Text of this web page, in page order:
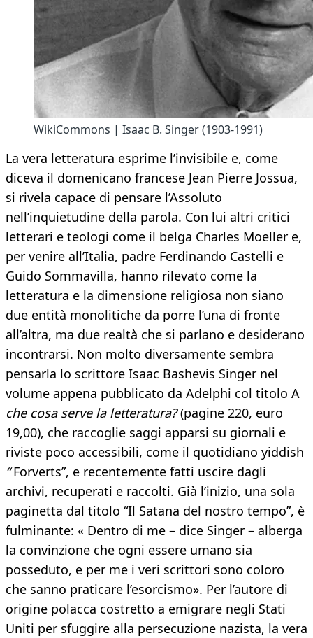
WikiCommons | Isaac B. Singer (1903-1991)
La vera letteratura esprime l’invisibile e, come
diceva il domenicano francese Jean Pierre Jossua,
si rivela capace di pensare l’Assoluto
nell’inquietudine della parola. Con lui altri critici
letterari e teologi come il belga Charles Moeller e,
per venire all’Italia, padre Ferdinando Castelli e
Guido Sommavilla, hanno rilevato come la
letteratura e la dimensione religiosa non siano
due entità monolitiche da porre l’una di fronte
all’altra, ma due realtà che si parlano e desiderano
incontrarsi. Non molto diversamente sembra
pensarla lo scrittore Isaac Bashevis Singer nel
volume appena pubblicato da Adelphi col titolo A
che cosa serve la letteratura?(pagine 220, euro
19,00), che raccoglie saggi apparsi su giornali e
riviste poco accessibili, come il quotidiano yiddish
“Forverts”, e recentemente fatti uscire dagli
archivi, recuperati e raccolti. Già l’inizio, una sola
paginetta dal titolo “Il Satana del nostro tempo”, è
fulminante: « Dentro di me – dice Singer – alberga
la convinzione che ogni essere umano sia
posseduto, e per me i veri scrittori sono coloro
che sanno praticare l’esorcismo». Per l’autore di
origine polacca costretto a emigrare negli Stati
Uniti per sfuggire alla persecuzione nazista, la vera